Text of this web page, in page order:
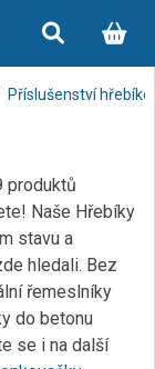
Příslušenství
produktů
Naše Hřebíky
stavu a
hledali. Bez
řemeslníky
do betonu
se i na další